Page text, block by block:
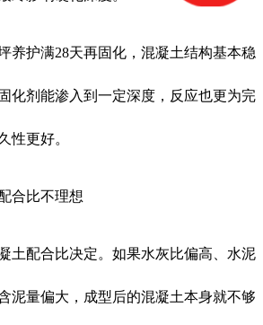
养护满28天再固化，混凝土结构基本稳
化剂能渗入到一定深度，反应也更为完
性更好。
合比不理想
土配合比决定。如果水灰比偏高、水泥
泥量偏大，成型后的混凝土本身就不够